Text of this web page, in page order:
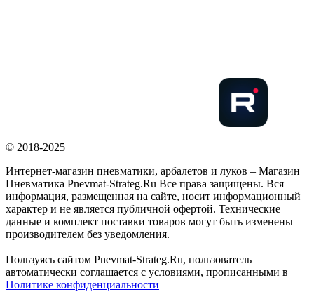
© 2018-2025
Интернет-магазин пневматики, арбалетов и луков – Магазин
Пневматика Pnevmat-Strateg.Ru Все права защищены. Вся
информация, размещенная на сайте, носит информационный
характер и не является публичной офертой. Технические
данные и комплект поставки товаров могут быть изменены
производителем без уведомления.
Пользуясь сайтом Pnevmat-Strateg.Ru, пользователь
автоматически соглашается с условиями, прописанными в
Политике конфиденциальности